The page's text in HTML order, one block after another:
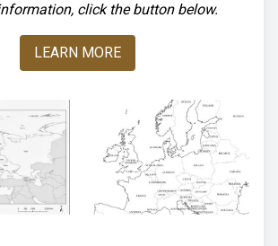
click the button below.
LEARN MORE